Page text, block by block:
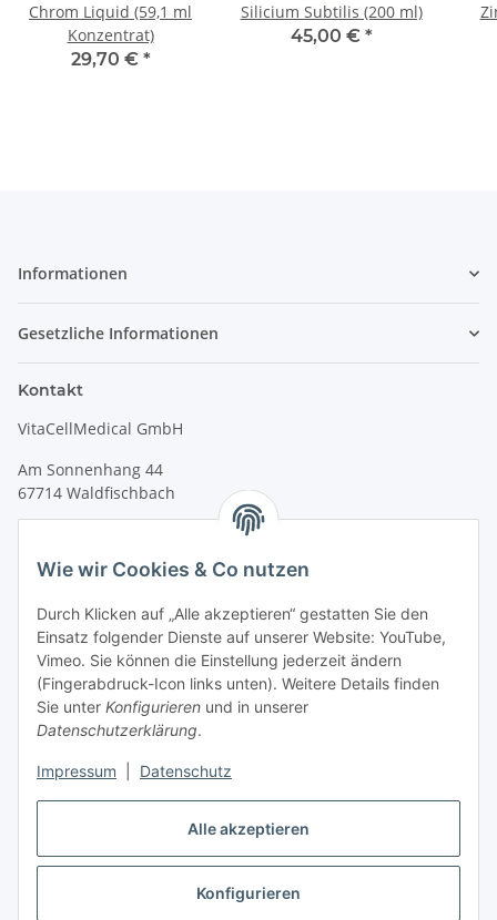
Alle akzeptieren
Konfigurieren
Wie wir Cookies & Co nutzen
Durch Klicken auf „Alle akzeptieren“ gestatten Sie den
Einsatz folgender Dienste auf unserer Website: YouTube,
Vimeo. Sie können die Einstellung jederzeit ändern
(Fingerabdruck-Icon links unten). Weitere Details finden
Sie unter Konfigurieren und in unserer
Datenschutzerklärung.
Impressum Datenschutz
Chrom Liquid (59,1 ml
Konzentrat)
29,70 € *
Silicium Subtilis (200 ml)
45,00 € *
Informationen
Gesetzliche Informationen
Kontakt
VitaCellMedical GmbH
Am Sonnenhang 44
67714 Waldfischbach
Fax+49 6333 99090 33
info@vitacellmedical.com
Erreichbarkeit
Mo – Fr 08:00 Uhr – 17:00 Uhr
Außerhalb dieser Zeit unter
info@vitacellmedical.com
Sie möchten, dass wir Sie besuchen?
Ihre Terminvorschläge >>>
Vertrag widerrufen